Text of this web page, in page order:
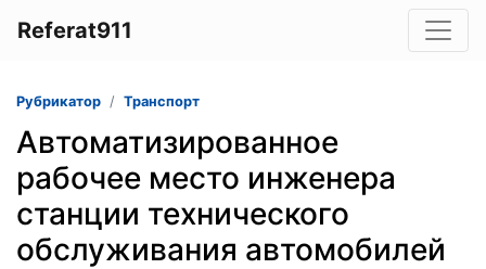
Referat911
Рубрикатор Транспорт
Автоматизированное
рабочее место инженера
станции технического
обслуживания автомобилей